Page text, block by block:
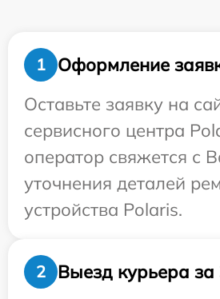
1
Оформление
Оставьте заявку на
сервисного центра
оператор свяжется с
уточнения деталей
устройства Polaris.
2
Выезд курьера за